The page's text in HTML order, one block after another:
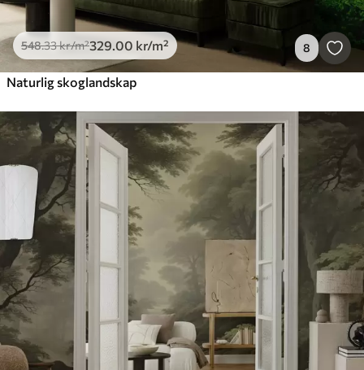
548.33kr/m²329.00 kr/m² 8
Naturlig skoglandskap